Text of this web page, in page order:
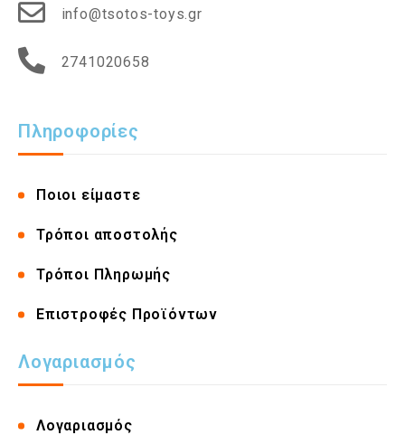
info@tsotos-toys.gr
2741020658
Πληροφορίες
Ποιοι είμαστε
Τρόποι αποστολής
Τρόποι Πληρωμής
Επιστροφές Προϊόντων
Λογαριασμός
Λογαριασμός